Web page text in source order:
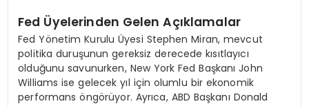
Fed Üyelerinden Gelen Açıklamalar
Fed Yönetim Kurulu Üyesi Stephen Miran, mevcut
politika duruşunun gereksiz derecede kısıtlayıcı
olduğunu savunurken, New York Fed Başkanı John
Williams ise gelecek yıl için olumlu bir ekonomik
performans öngörüyor. Ayrıca, ABD Başkanı Donald